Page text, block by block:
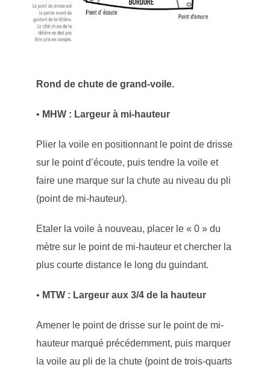
Rond de chute de grand-voile.
• MHW : Largeur à mi-hauteur
Plier la voile en positionnant le point de drisse
sur le point d’écoute, puis tendre la voile et
faire une marque sur la chute au niveau du pli
(point de mi-hauteur).
Etaler la voile à nouveau, placer le « 0 » du
mètre sur le point de mi-hauteur et chercher la
plus courte distance le long du guindant.
• MTW : Largeur aux 3/4 de la hauteur
Amener le point de drisse sur le point de mi-
hauteur marqué précédemment, puis marquer
la voile au pli de la chute (point de trois-quarts